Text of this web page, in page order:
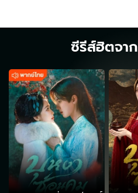
ซีรีส์ฮิตจาก